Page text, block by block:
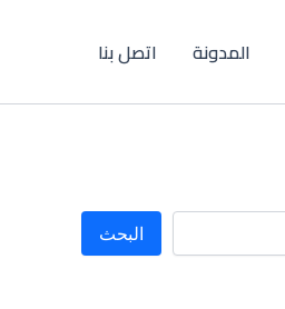
المدونة اتصل بنا
البحث